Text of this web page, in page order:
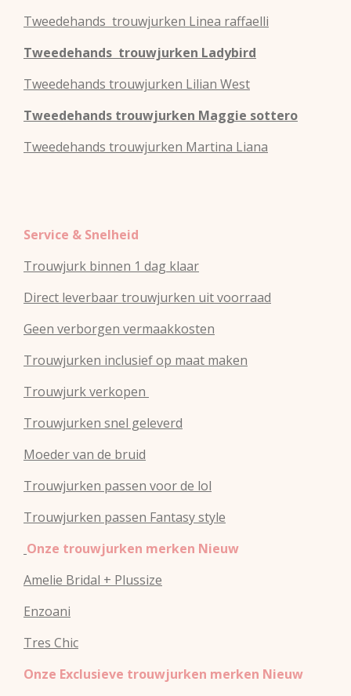
Tweedehands trouwjurken Linea raffaelli
Tweedehands trouwjurken Ladybird
Tweedehands trouwjurken Lilian West
Tweedehands trouwjurken Maggie sottero
Tweedehands trouwjurken Martina Liana
Service & Snelheid
Trouwjurk binnen 1 dag klaar
Direct leverbaar trouwjurken uit voorraad
Geen verborgen vermaakkosten
Trouwjurken inclusief op maat maken
Trouwjurk verkopen
Trouwjurken snel geleverd
Moeder van de bruid
Trouwjurken passen voor de lol
Trouwjurken passen Fantasy style
Onze trouwjurken merken Nieuw
Amelie Bridal + Plussize
Enzoani
Tres Chic
Onze Exclusieve trouwjurken merken Nieuw